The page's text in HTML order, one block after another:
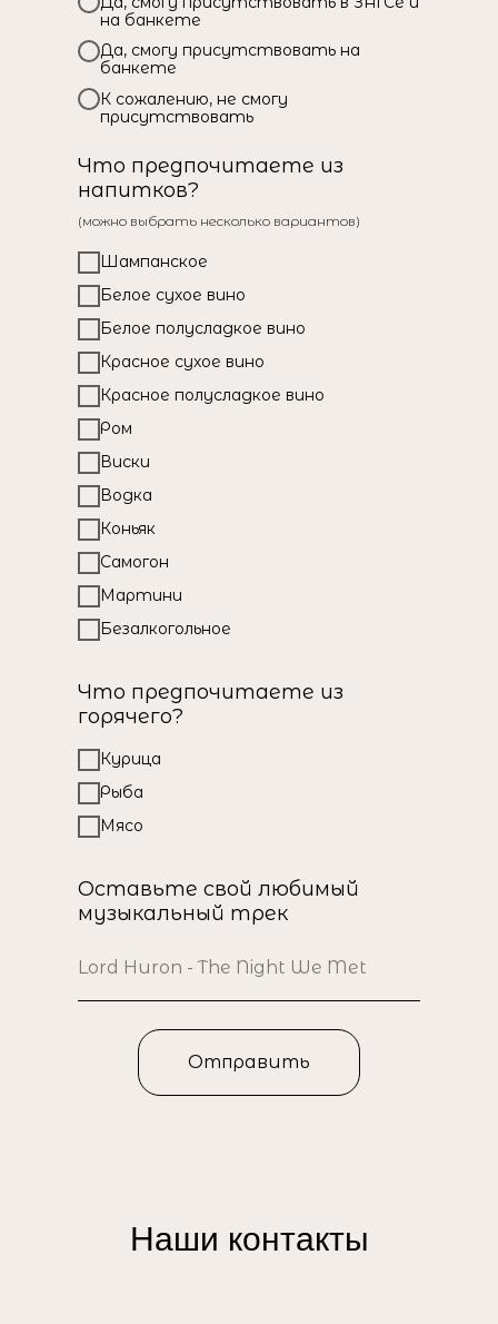
на банкете
Да, смогу присутствовать на
банкете
К сожалению, не смогу
присутствовать
Что предпочитаете из
напитков?
(можно выбрать несколько вариантов)
Шампанское
Белое сухое вино
Белое полусладкое вино
Красное сухое вино
Красное полусладкое вино
Ром
Виски
Водка
Коньяк
Самогон
Мартини
Безалкогольное
Что предпочитаете из
горячего?
Курица
Рыба
Мясо
Оставьте свой любимый
музыкальный трек
Отправить
Наши контакты